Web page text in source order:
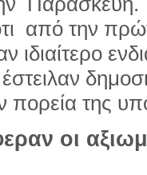
από την
ιδιαίτερο
πορεία της
οι